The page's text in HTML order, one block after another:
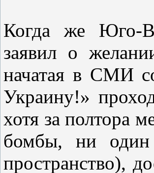
Когда же Юго-
заявил о
начатая в СМИ
Украину!»
хотя за полтора
бомбы, ни один
пространство),